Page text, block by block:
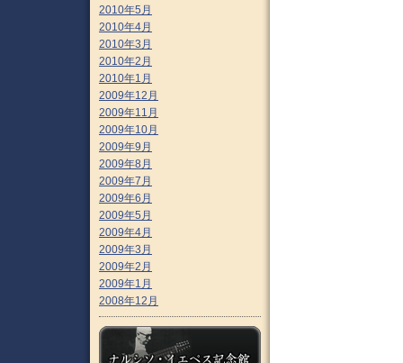
2010年5月
2010年4月
2010年3月
2010年2月
2010年1月
2009年12月
2009年11月
2009年10月
2009年9月
2009年8月
2009年7月
2009年6月
2009年5月
2009年4月
2009年3月
2009年2月
2009年1月
2008年12月